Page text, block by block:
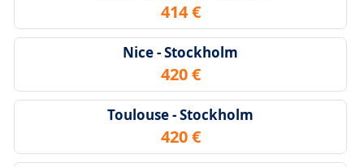
414 €
Nice - Stockholm
420 €
Toulouse - Stockholm
420 €